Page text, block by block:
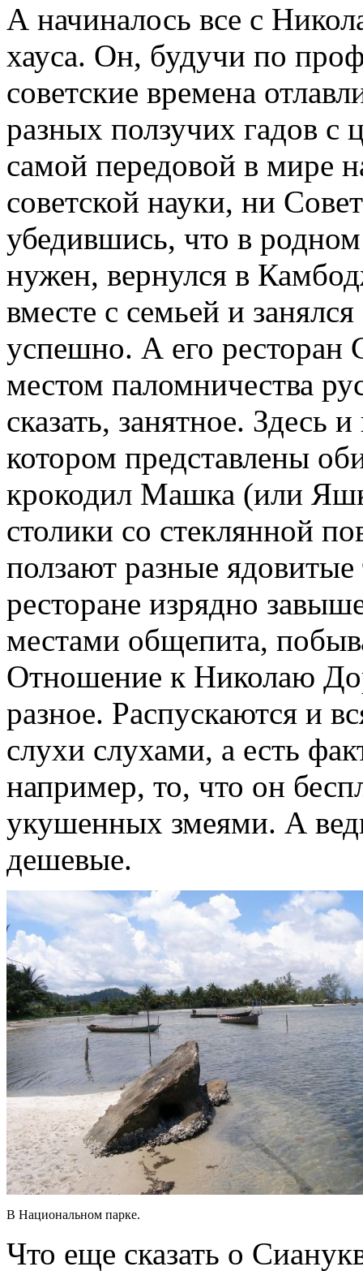
А начиналось все с
хауса. Он, будучи по
советские времена
разных ползучих гадов с
самой передовой в мире
советской науки, ни
убедившись, что в
нужен, вернулся в
вместе с семьей и
успешно. А его ресторан
местом паломничества
сказать, занятное. Здесь
котором представлены
крокодил Машка (или
столики со стеклянной
ползают разные
ресторане изрядно
местами общепита,
Отношение к Николаю
разное. Распускаются и
слухи слухами, а есть
например, то, что он
укушенных змеями. А
дешевые.
В Национальном парке.
Что еще сказать о